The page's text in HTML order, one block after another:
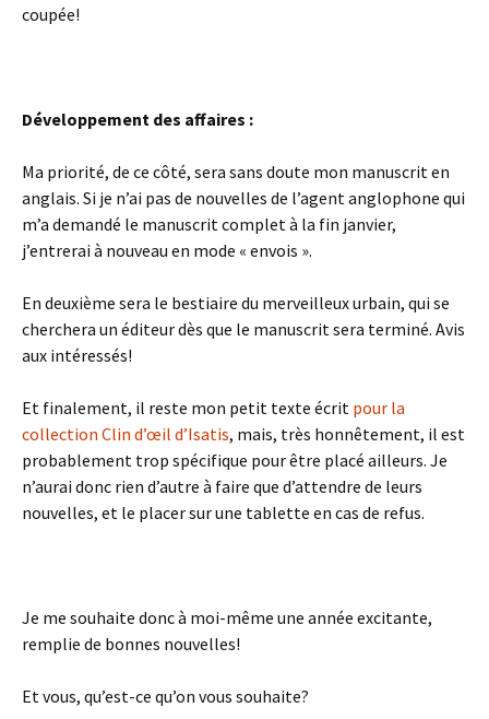
coupée!
Développement des affaires :
Ma priorité, de ce côté, sera sans doute mon manuscrit en
anglais. Si je n’ai pas de nouvelles de l’agent anglophone qui
m’a demandé le manuscrit complet à la fin janvier,
j’entrerai à nouveau en mode « envois ».
En deuxième sera le bestiaire du merveilleux urbain, qui se
cherchera un éditeur dès que le manuscrit sera terminé. Avis
aux intéressés!
Et finalement, il reste mon petit texte écrit pour la
collection Clin d’œil d’Isatis, mais, très honnêtement, il est
probablement trop spécifique pour être placé ailleurs. Je
n’aurai donc rien d’autre à faire que d’attendre de leurs
nouvelles, et le placer sur une tablette en cas de refus.
Je me souhaite donc à moi-même une année excitante,
remplie de bonnes nouvelles!
Et vous, qu’est-ce qu’on vous souhaite?